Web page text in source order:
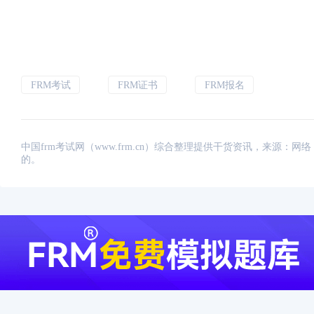
FRM考试 FRM证书 FRM报名
中国frm考试网（www.frm.cn）综合整理提供干货资讯，来源：网
的。